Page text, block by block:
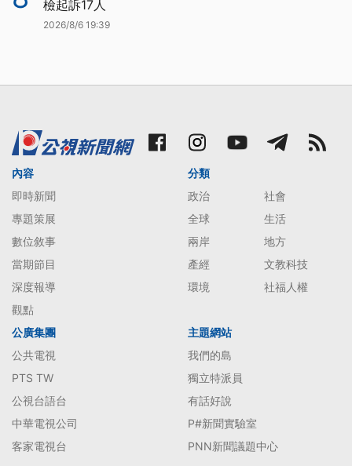
檢起訴17人
2026/8/6 19:39
內容
即時新聞
專題策展
數位敘事
當期節目
深度報導
觀點
分類
政治
社會
全球
生活
兩岸
地方
產經
文教科技
環境
社福人權
公廣集團
公共電視
PTS TW
公視台語台
中華電視公司
客家電視台
主題網站
我們的島
獨立特派員
有話好說
P#新聞實驗室
PNN新聞議題中心